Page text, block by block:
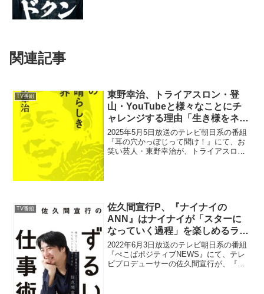
関連記事
TV番組
東野幸治、トライアスロン・登
山・YouTubeと様々なことにチ
ャレンジする理由「生き様をネタ
化していくタイプの芸人になろう
と…」
2025年5月5日放送のテレビ朝日系の番組
『耳の穴かっぽじって聞け！』にて、お
笑い芸人・東野幸治が、トライアスロ
TV番組
佐久間宣行P、『ナイナイの
ANN』はナイナイが「スターに
なっていく過程」を楽しめるラジ
オだったと語る「リスナーとして
応援しながら聞くっていう」
2022年6月3日放送のテレビ朝日系の番組
『ぺこぱポジティブNEWS』にて、テレ
ビプロデューサーの佐久間宣行が、『ナ